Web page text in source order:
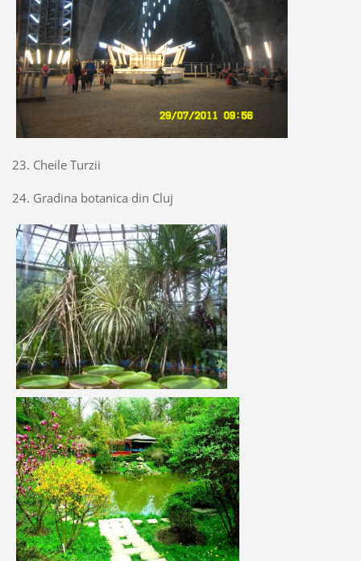
23. Cheile Turzii
24. Gradina botanica din Cluj